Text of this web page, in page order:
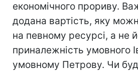
економічного прориву.
додана вартість, яку
на певному ресурсі, а не
приналежність умовного
умовному Петрову. Чи